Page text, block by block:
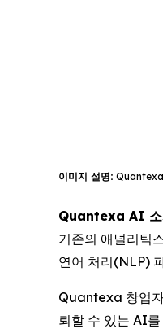
이미지 설명: Quantexa
Quantexa AI 소
기존의 애널리틱
연어 처리(NLP)
Quantexa 창업
뢰할 수 있는 AI